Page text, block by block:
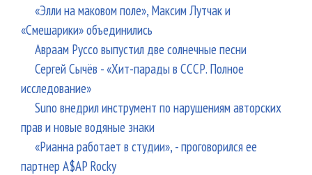
«Элли на маковом поле», Максим Лутчак и
«Смешарики» объединились
Авраам Руссо выпустил две солнечные песни
Сергей Сычёв - «Хит-парады в СССР. Полное
исследование»
Suno внедрил инструмент по нарушениям авторских
прав и новые водяные знаки
«Рианна работает в студии», - проговорился ее
партнер A$AP Rocky